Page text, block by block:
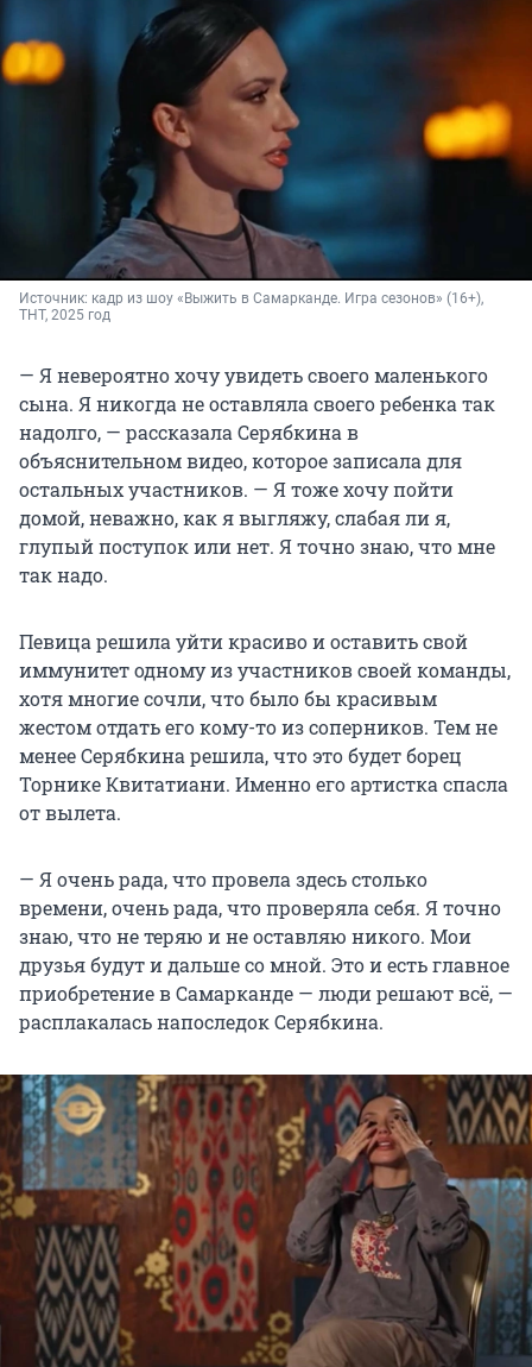
Источник: кадр из шоу «Выжить в Самарканде. Игра сезонов» (16+),
ТНТ, 2025 год
— Я невероятно хочу увидеть своего маленького
сына. Я никогда не оставляла своего ребенка так
надолго, — рассказала Серябкина в
объяснительном видео, которое записала для
остальных участников. — Я тоже хочу пойти
домой, неважно, как я выгляжу, слабая ли я,
глупый поступок или нет. Я точно знаю, что мне
так надо.
Певица решила уйти красиво и оставить свой
иммунитет одному из участников своей команды,
хотя многие сочли, что было бы красивым
жестом отдать его кому-то из соперников. Тем не
менее Серябкина решила, что это будет борец
Торнике Квитатиани. Именно его артистка спасла
от вылета.
— Я очень рада, что провела здесь столько
времени, очень рада, что проверяла себя. Я точно
знаю, что не теряю и не оставляю никого. Мои
друзья будут и дальше со мной. Это и есть главное
приобретение в Самарканде — люди решают всё, —
расплакалась напоследок Серябкина.